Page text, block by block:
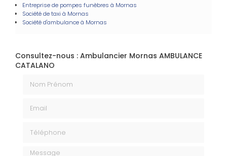
Entreprise de pompes funèbres à Mornas
Société de taxi à Mornas
Société d'ambulance à Mornas
Consultez-nous : Ambulancier Mornas AMBULANCE
CATALANO
Message